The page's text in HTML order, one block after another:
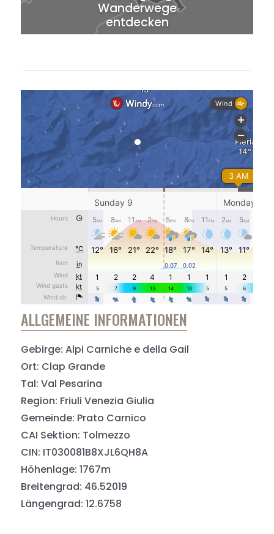
Wanderwege
entdecken
ALLGEMEINE INFORMATIONEN
Gebirge: Alpi Carniche e della Gail
Ort: Clap Grande
Tal: Val Pesarina
Region: Friuli Venezia Giulia
Gemeinde: Prato Carnico
CAI Sektion: Tolmezzo
CIN: IT030081B8XJL6QH8A
Höhenlage: 1767m
Breitengrad: 46.52019
Längengrad: 12.6758